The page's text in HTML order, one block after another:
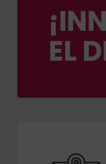
EL